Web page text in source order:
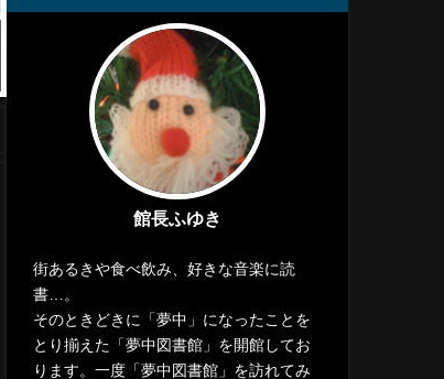
4/19はブロンディ”Call Me”が全
米1位になった日！妖女デボラ降
2018年4月19日
館長ふゆき
街あるきや食べ飲み、好きな音楽に読
書…。
そのときどきに「夢中」になったことを
とり揃えた「夢中図書館」を開館してお
ります。一度「夢中図書館」を訪れてみ